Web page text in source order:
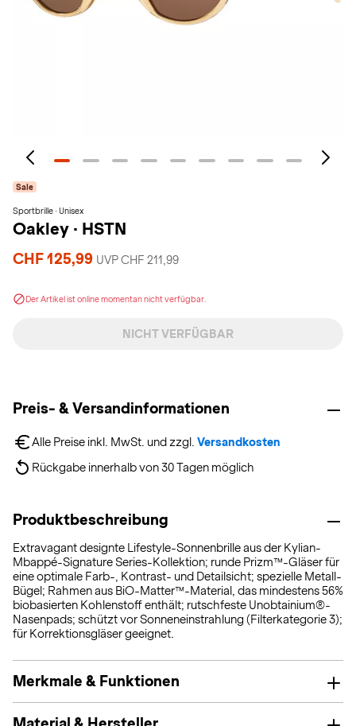
Sale
Sportbrille · Unisex
Oakley · HSTN
CHF 125,99 UVP CHF 211,99
Der Artikel ist online momentan nicht verfügbar.
NICHT VERFÜGBAR
Preis- & Versandinformationen
Alle Preise inkl. MwSt. und zzgl. Versandkosten
Rückgabe innerhalb von 30 Tagen möglich
Produktbeschreibung
Extravagant designte Lifestyle-Sonnenbrille aus der Kylian-
Mbappé-Signature Series-Kollektion; runde Prizm™-Gläser für
eine optimale Farb-, Kontrast- und Detailsicht; spezielle Metall-
Bügel; Rahmen aus BiO-Matter™-Material, das mindestens 56%
biobasierten Kohlenstoff enthält; rutschfeste Unobtainium®-
Nasenpads; schützt vor Sonneneinstrahlung (Filterkategorie 3);
für Korrektionsgläser geeignet.
Merkmale & Funktionen